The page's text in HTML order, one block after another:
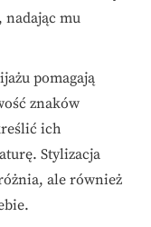
nadając mu
pomagają
znaków
ich
Stylizacja
ale również